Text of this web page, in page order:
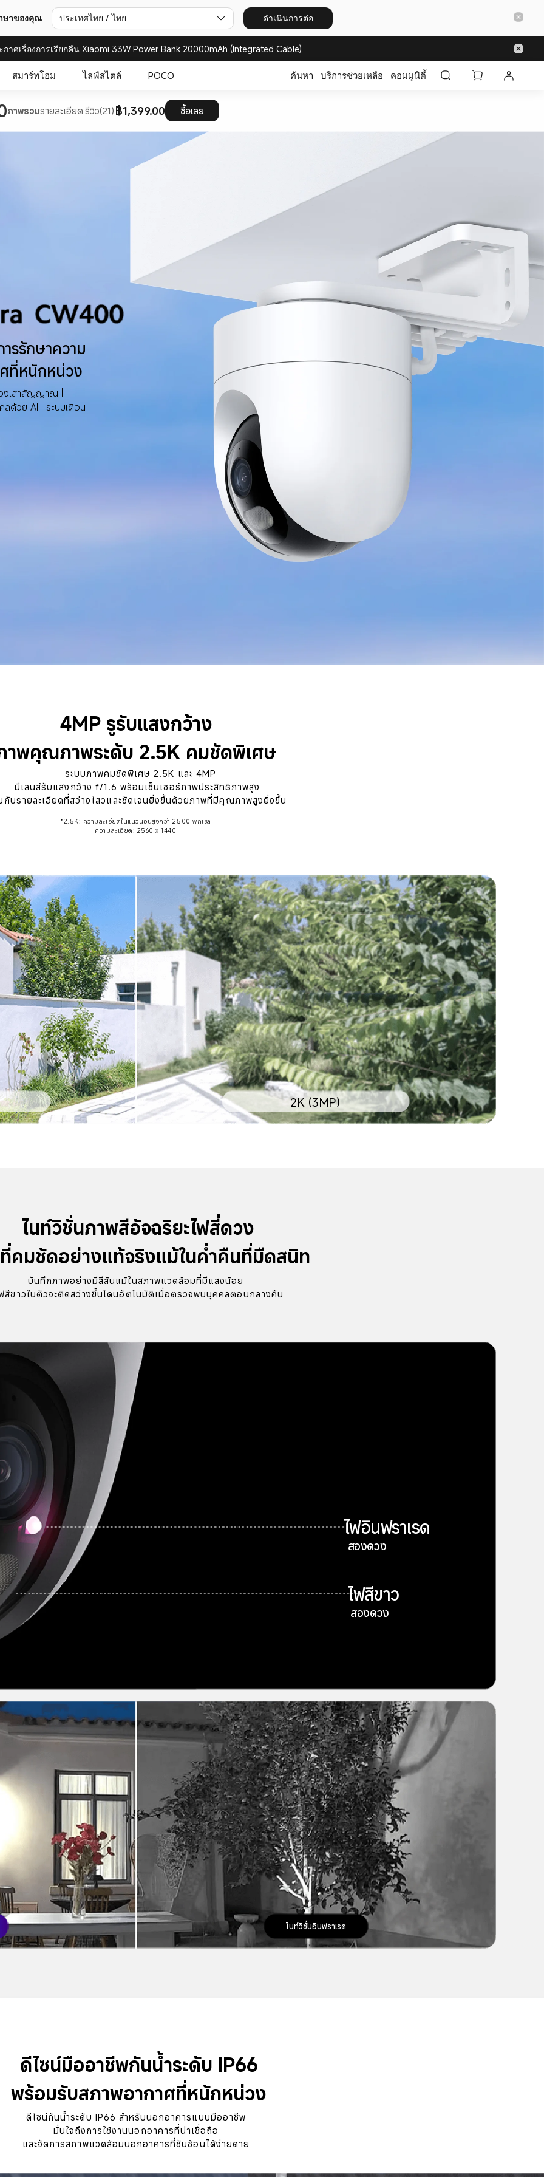
ษาของคุณ ประเทศไทย / ไทย ดำเนินการต่อ
าศเรื่องการเรียกคืน Xiaomi 33W Power Bank 20000mAh (Integrated Cable)
สมาร์ทโฮม ไลฟ์สไตล์ POCO ค้นหา บริการช่วยเหลือ คอมมูนิตี้
ภาพรวมรายละเอียด รีวิว(21) ฿1,399.00 ซื้อเลย
รรักษาความ
ที่หนักหน่วง
งเสาสัญญาณ |
ด้วย AI | ระบบเตือน
4MP รูรับแสงกว้าง
าพคุณภาพระดับ 2.5K คมชัดพิเศษ
มีเลนส์รับแสงกว้าง f/1.6 พร้อมเซ็นเซอร์ภาพประสิทธิภาพสูง
กับรายละเอียดที่สว่างไสวและชัดเจนยิ่งขึ้นด้วยภาพที่มีคุณภาพสูงยิ่งขึ้น
*2.5K: ความละเอียดในแนวนอนสูงกว่า 2500 พิกเซล
ความละเอียด: 2560 x 1440
2K (3MP)
ไนท์วิชั่นภาพสีอัจฉริยะไฟสี่ดวง
คมชัดอย่างแท้จริงแม้ในค่ำคืนที่มืดสนิท
บันทึกภาพอย่างมีสีสันแม้ในสภาพแวดล้อมที่มีแสงน้อย
สีขาวในตัวจะติดสว่างขึ้นโดนอัตโนมัติเมื่อตรวจพบบุคคลตอนกลางคืน
ไฟอินฟราเรด
สองดวง
ไฟสีขาว
สองดวง
ไนท์วิชั่นอินฟราเรด
ดีไซน์มืออาชีพกันน้ำระดับ IP66
พร้อมรับสภาพอากาศที่หนักหน่วง
ดีไซน์กันน้ำระดับ IP66 สำหรับนอกอาคารแบบมืออาชีพ
มั่นใจถึงการใช้งานนอกอาคารที่น่าเชื่อถือ
และจัดการสภาพแวดล้อมนอกอาคารที่ซับซ้อนได้ง่ายดาย